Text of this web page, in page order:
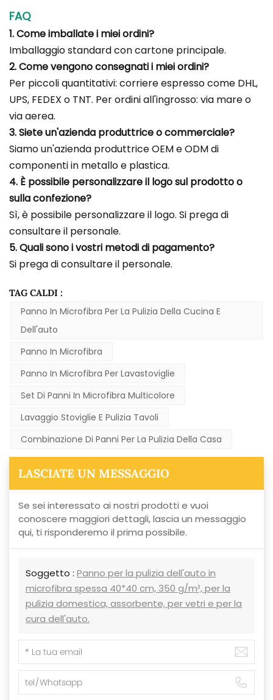
FAQ
1. Come imballate i miei ordini?
Imballaggio standard con cartone principale.
2. Come vengono consegnati i miei ordini?
Per piccoli quantitativi: corriere espresso come DHL,
UPS, FEDEX o TNT. Per ordini all'ingrosso: via mare o
via aerea.
3. Siete un'azienda produttrice o commerciale?
Siamo un'azienda produttrice OEM e ODM di
componenti in metallo e plastica.
4. È possibile personalizzare il logo sul prodotto o
sulla confezione?
Sì, è possibile personalizzare il logo. Si prega di
consultare il personale.
5. Quali sono i vostri metodi di pagamento?
Si prega di consultare il personale.
TAG CALDI :
Panno In Microfibra Per La Pulizia Della Cucina E
Dell'auto
Panno In Microfibra
Panno In Microfibra Per Lavastoviglie
Set Di Panni In Microfibra Multicolore
Lavaggio Stoviglie E Pulizia Tavoli
Combinazione Di Panni Per La Pulizia Della Casa
LASCIATE UN MESSAGGIO
Se sei interessato ai nostri prodotti e vuoi
conoscere maggiori dettagli, lascia un messaggio
qui, ti risponderemo il prima possibile.
Soggetto : Panno per la pulizia dell'auto in
microfibra spessa 40*40 cm, 350 g/m², per la
pulizia domestica, assorbente, per vetri e per la
cura dell'auto.